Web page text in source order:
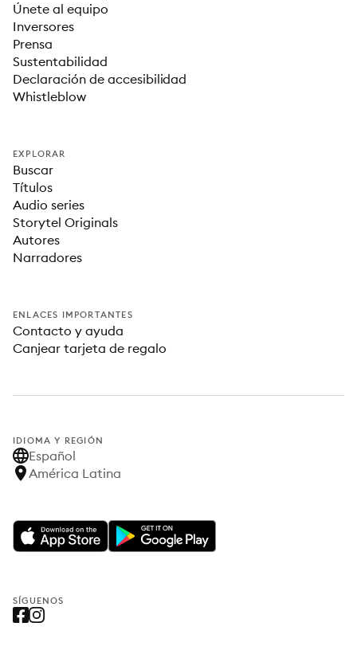
Únete al equipo
Inversores
Prensa
Sustentabilidad
Declaración de accesibilidad
Whistleblow
EXPLORAR
Buscar
Títulos
Audio series
Storytel Originals
Autores
Narradores
ENLACES IMPORTANTES
Contacto y ayuda
Canjear tarjeta de regalo
IDIOMA Y REGIÓN
Español
América Latina
SÍGUENOS